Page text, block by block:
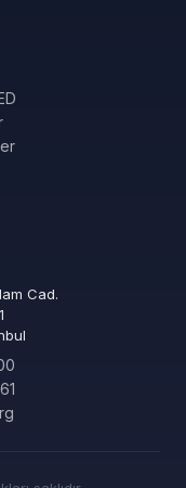
Cad.